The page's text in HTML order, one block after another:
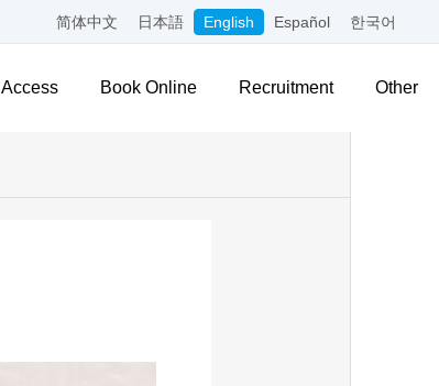
简体中文 日本語 English Español 한국어
Access Book Online Recruitment Other